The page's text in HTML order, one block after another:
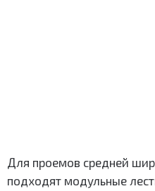
Для проемов средней
подходят модульные